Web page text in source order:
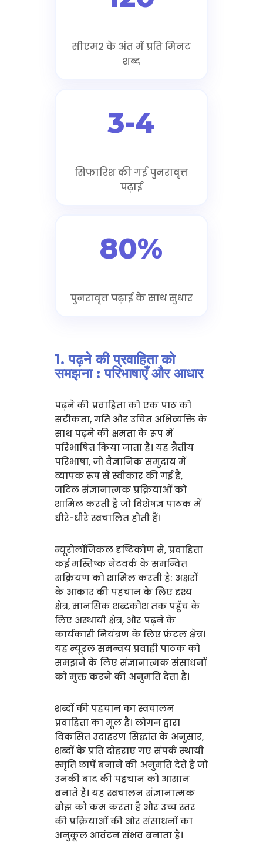
सीएम2 के अंत में प्रति मिनट
शब्द
3-4
सिफारिश की गई पुनरावृत्त
पढ़ाई
80%
पुनरावृत्त पढ़ाई के साथ सुधार
1. पढ़ने की प्रवाहिता को
समझना : परिभाषाएँ और आधार
पढ़ने की प्रवाहिता को एक पाठ को
सटीकता, गति और उचित अभिव्यक्ति के
साथ पढ़ने की क्षमता के रूप में
परिभाषित किया जाता है। यह त्रैतीय
परिभाषा, जो वैज्ञानिक समुदाय में
व्यापक रूप से स्वीकार की गई है,
जटिल संज्ञानात्मक प्रक्रियाओं को
शामिल करती है जो विशेषज्ञ पाठक में
धीरे-धीरे स्वचालित होती हैं।
न्यूरोलॉजिकल दृष्टिकोण से, प्रवाहिता
कई मस्तिष्क नेटवर्क के समन्वित
सक्रियण को शामिल करती है: अक्षरों
के आकार की पहचान के लिए दृश्य
क्षेत्र, मानसिक शब्दकोश तक पहुँच के
लिए अस्थायी क्षेत्र, और पढ़ने के
कार्यकारी नियंत्रण के लिए फ्रंटल क्षेत्र।
यह न्यूरल समन्वय प्रवाही पाठक को
समझने के लिए संज्ञानात्मक संसाधनों
को मुक्त करने की अनुमति देता है।
शब्दों की पहचान का स्वचालन
प्रवाहिता का मूल है। लोगन द्वारा
विकसित उदाहरण सिद्धांत के अनुसार,
शब्दों के प्रति दोहराए गए संपर्क स्थायी
स्मृति छापें बनाने की अनुमति देते हैं जो
उनकी बाद की पहचान को आसान
बनाते हैं। यह स्वचालन संज्ञानात्मक
बोझ को कम करता है और उच्च स्तर
की प्रक्रियाओं की ओर संसाधनों का
अनुकूल आवंटन संभव बनाता है।